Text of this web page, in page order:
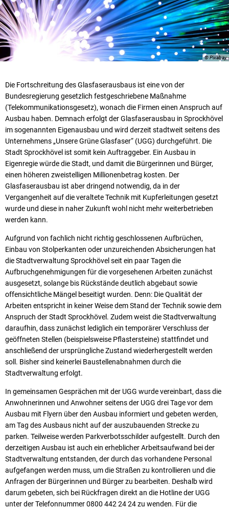
© Pixabay
Die Fortschreitung des Glasfaserausbaus ist eine von der
Bundesregierung gesetzlich festgeschriebene Maßnahme
(Telekommunikationsgesetz), wonach die Firmen einen Anspruch auf
Ausbau haben. Demnach erfolgt der Glasfaserausbau in Sprockhövel
im sogenannten Eigenausbau und wird derzeit stadtweit seitens des
Unternehmens „Unsere Grüne Glasfaser“ (UGG) durchgeführt. Die
Stadt Sprockhövel ist somit kein Auftraggeber. Ein Ausbau in
Eigenregie würde die Stadt, und damit die Bürgerinnen und Bürger,
einen höheren zweistelligen Millionenbetrag kosten. Der
Glasfaserausbau ist aber dringend notwendig, da in der
Vergangenheit auf die veraltete Technik mit Kupferleitungen gesetzt
wurde und diese in naher Zukunft wohl nicht mehr weiterbetrieben
werden kann.
Aufgrund von fachlich nicht richtig geschlossenen Aufbrüchen,
Einbau von Stolperkanten oder unzureichenden Absicherungen hat
die Stadtverwaltung Sprockhövel seit ein paar Tagen die
Aufbruchgenehmigungen für die vorgesehenen Arbeiten zunächst
ausgesetzt, solange bis Rückstände deutlich abgebaut sowie
offensichtliche Mängel beseitigt wurden. Denn: Die Qualität der
Arbeiten entspricht in keiner Weise dem Stand der Technik sowie dem
Anspruch der Stadt Sprockhövel. Zudem weist die Stadtverwaltung
daraufhin, dass zunächst lediglich ein temporärer Verschluss der
geöffneten Stellen (beispielsweise Pflastersteine) stattfindet und
anschließend der ursprüngliche Zustand wiederhergestellt werden
soll. Bisher sind keinerlei Baustellenabnahmen durch die
Stadtverwaltung erfolgt.
In gemeinsamen Gesprächen mit der UGG wurde vereinbart, dass die
Anwohnerinnen und Anwohner seitens der UGG drei Tage vor dem
Ausbau mit Flyern über den Ausbau informiert und gebeten werden,
am Tag des Ausbaus nicht auf der auszubauenden Strecke zu
parken. Teilweise werden Parkverbotsschilder aufgestellt. Durch den
derzeitigen Ausbau ist auch ein erheblicher Arbeitsaufwand bei der
Stadtverwaltung entstanden, der durch das vorhandene Personal
aufgefangen werden muss, um die Straßen zu kontrollieren und die
Anfragen der Bürgerinnen und Bürger zu bearbeiten. Deshalb wird
darum gebeten, sich bei Rückfragen direkt an die Hotline der UGG
unter der Telefonnummer 0800 442 24 24 zu wenden. Für die